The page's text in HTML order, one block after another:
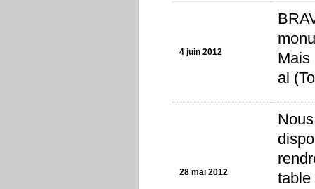
4 juin 2012
Mais
al
28 mai 2012
table